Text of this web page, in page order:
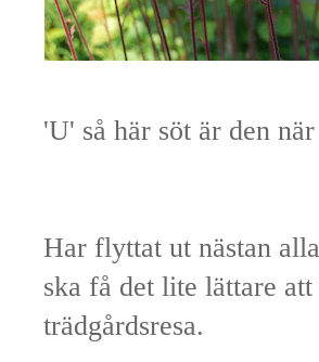
'U' så här söt är den
Har flyttat ut nästan
ska få det lite lättare
trädgårdsresa.